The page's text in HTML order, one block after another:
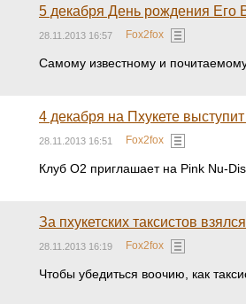
5 декабря День рождения Его
28.11.2013 16:57 Fox2fox
Самому известному и
4 декабря на Пхукете
28.11.2013 16:51 Fox2fox
Клуб О2 приглашает на Pink Nu-
За пхукетских таксистов
28.11.2013 16:19 Fox2fox
Чтобы убедиться воочию, как